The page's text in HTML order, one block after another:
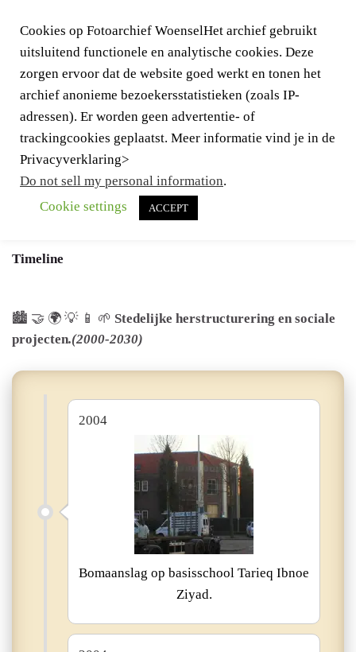
Woensel
Timeline
🏙️ 🤝 🌍 💡 📱 🌱 Stedelijke herstructurering en sociale
projecten.(2000-2030)
2004
Bomaanslag op basisschool Tarieq Ibnoe
Ziyad.
Cookies op Fotoarchief WoenselHet archief gebruikt
uitsluitend functionele en analytische cookies. Deze
zorgen ervoor dat de website goed werkt en tonen het
archief anonieme bezoekersstatistieken (zoals IP-
adressen). Er worden geen advertentie- of
trackingcookies geplaatst. Meer informatie vind je in de
Privacyverklaring>
Do not sell my personal information.
Cookie settings
ACCEPT